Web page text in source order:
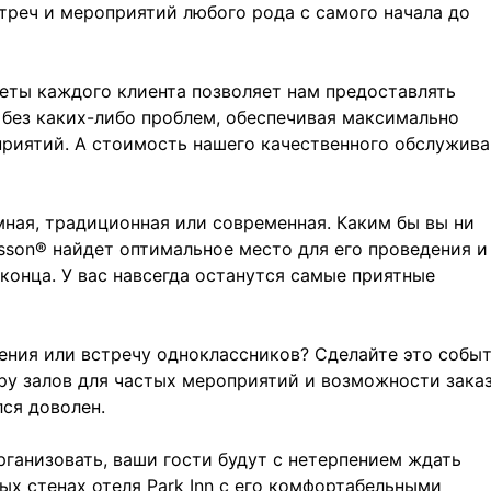
и мероприятий любого рода с самого начала до
каждого клиента позволяет нам предоставлять
каких-либо проблем, обеспечивая максимально
А стоимость нашего качественного
традиционная или современная. Каким бы вы ни
найдет оптимальное место для его проведения и
У вас навсегда останутся самые приятные
или встречу одноклассников? Сделайте это
для частых мероприятий и возможности
доволен.
ваши гости будут с нетерпением ждать
стенах отеля Park Inn с его комфортабельными